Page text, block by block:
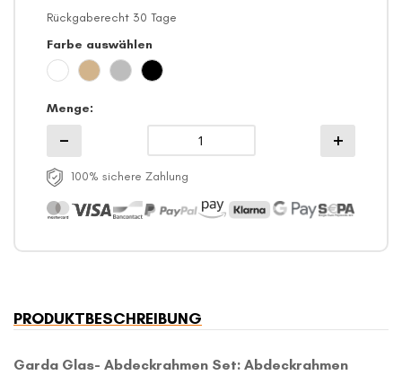
Rückgaberecht 30 Tage
Farbe auswählen
Menge
100% sichere Zahlung
PRODUKTBESCHREIBUNG
Garda Glas- Abdeckrahmen Set: Abdeckrahmen